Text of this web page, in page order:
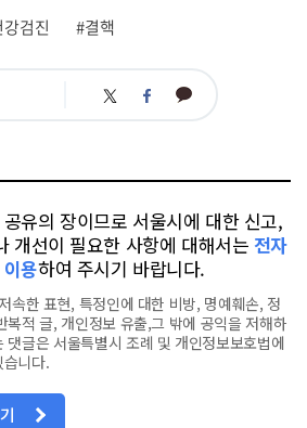
검진 #결핵
트 페 카
유의 장이므로 서울시에 대한 신고,
개선이 필요한 사항에 대해서는 전자
용하여 주시기 바랍니다.
속한 표현, 특정인에 대한 비방, 명예훼손, 정
복적 글, 개인정보 유출,그 밖에 공익을 저해하
댓글은 서울특별시 조례 및 개인정보보호법에
니다.